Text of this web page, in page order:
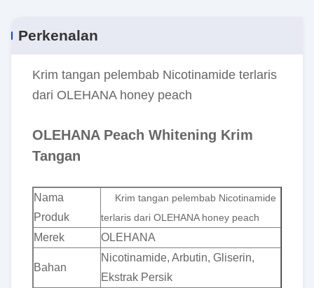
Perkenalan
Krim tangan pelembab Nicotinamide terlaris
dari OLEHANA honey peach
OLEHANA Peach Whitening Krim
Tangan
Nama
Produk
Krim tangan pelembab Nicotinamide
terlaris dari OLEHANA honey peach
Merek OLEHANA
Bahan
Nicotinamide, Arbutin, Gliserin,
Ekstrak Persik